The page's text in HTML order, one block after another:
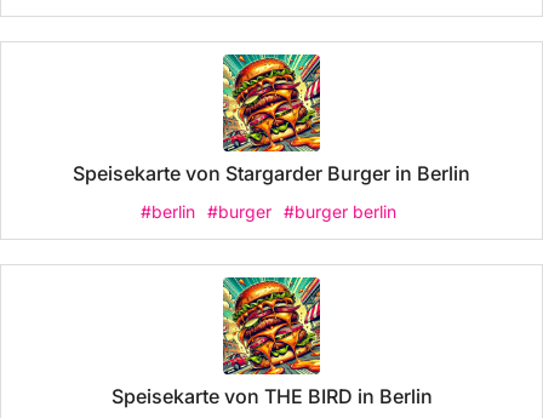
Speisekarte von Stargarder Burger in Berlin
#berlin #burger #burger berlin
Speisekarte von THE BIRD in Berlin